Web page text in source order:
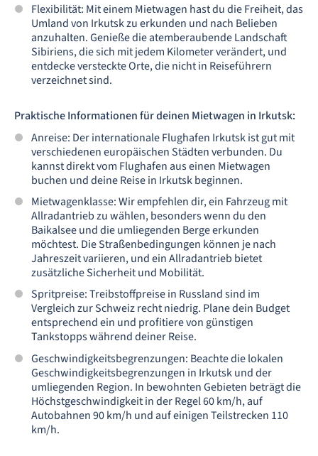
Flexibilität: Mit einem Mietwagen hast du die Freiheit, das
Umland von Irkutsk zu erkunden und nach Belieben
anzuhalten. Genieße die atemberaubende Landschaft
Sibiriens, die sich mit jedem Kilometer verändert, und
entdecke versteckte Orte, die nicht in Reiseführern
verzeichnet sind.
Praktische Informationen für deinen Mietwagen in Irkutsk:
Anreise: Der internationale Flughafen Irkutsk ist gut mit
verschiedenen europäischen Städten verbunden. Du
kannst direkt vom Flughafen aus einen Mietwagen
buchen und deine Reise in Irkutsk beginnen.
Mietwagenklasse: Wir empfehlen dir, ein Fahrzeug mit
Allradantrieb zu wählen, besonders wenn du den
Baikalsee und die umliegenden Berge erkunden
möchtest. Die Straßenbedingungen können je nach
Jahreszeit variieren, und ein Allradantrieb bietet
zusätzliche Sicherheit und Mobilität.
Spritpreise: Treibstoffpreise in Russland sind im
Vergleich zur Schweiz recht niedrig. Plane dein Budget
entsprechend ein und profitiere von günstigen
Tankstopps während deiner Reise.
Geschwindigkeitsbegrenzungen: Beachte die lokalen
Geschwindigkeitsbegrenzungen in Irkutsk und der
umliegenden Region. In bewohnten Gebieten beträgt die
Höchstgeschwindigkeit in der Regel 60 km/h, auf
Autobahnen 90 km/h und auf einigen Teilstrecken 110
km/h.